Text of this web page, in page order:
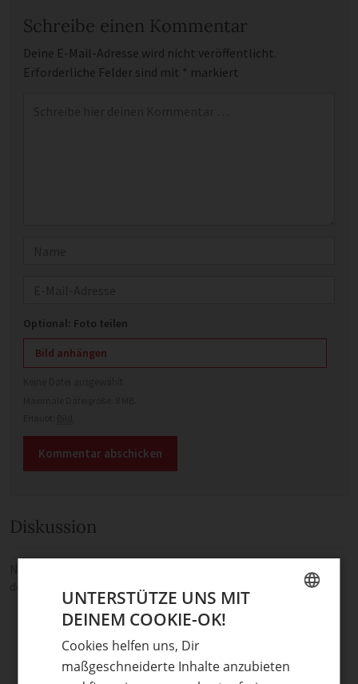
Schreibe einen Kommentar
Deine E-Mail-Adresse wird nicht veröffentlicht.
Erforderliche Felder sind mit * markiert
Optional: Foto teilen
Bild anhängen
Diskussion
Noch keine Kommentare — sei die Erste oder der Erste und teile
UNTERSTÜTZE UNS MIT
DEINEM COOKIE-OK!
Cookies helfen uns, Dir
maßgeschneiderte Inhalte anzubieten